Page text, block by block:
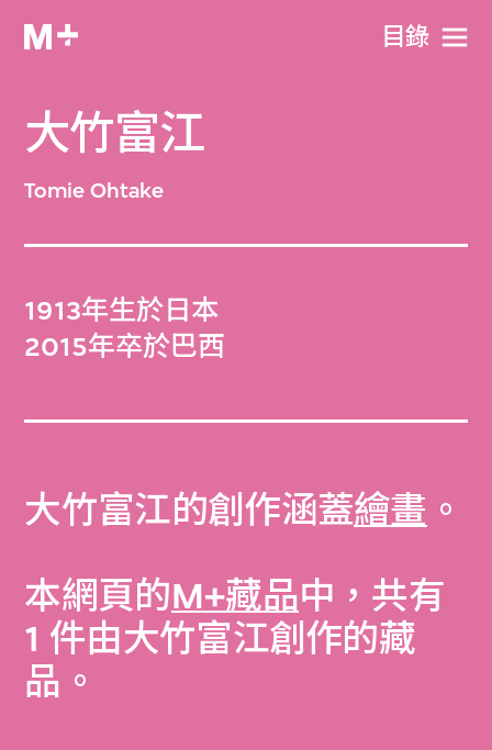
目​錄
大竹富江
Tomie Ohtake
1913年生於日本
2015年卒於巴西
大竹富江的創作涵蓋繪畫 。
本網頁的M+藏品中，共有
1 件由大竹富江創作的藏
品。